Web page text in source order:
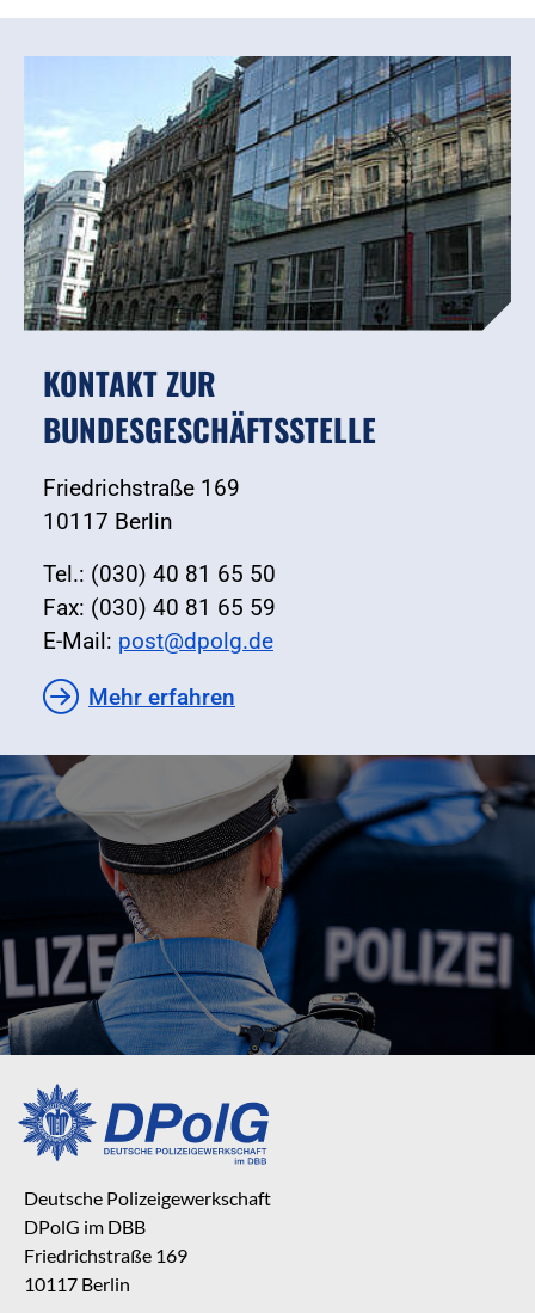
KONTAKT ZUR
BUNDESGESCHÄFTSSTELLE
Friedrichstraße 169
10117 Berlin
Tel.: (030) 40 81 65 50
Fax: (030) 40 81 65 59
E-Mail: post@dpolg.de
Mehr erfahren
Deutsche Polizeigewerkschaft
DPolG im DBB
Friedrichstraße 169
10117 Berlin